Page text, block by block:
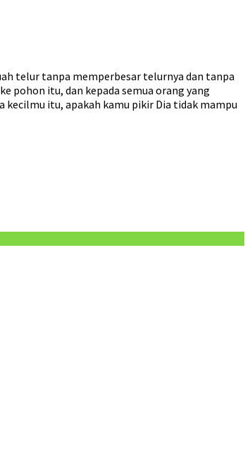
telur tanpa memperbesar telurnya dan tanpa
pohon itu, dan kepada semua orang yang
itu, apakah kamu pikir Dia tidak mampu